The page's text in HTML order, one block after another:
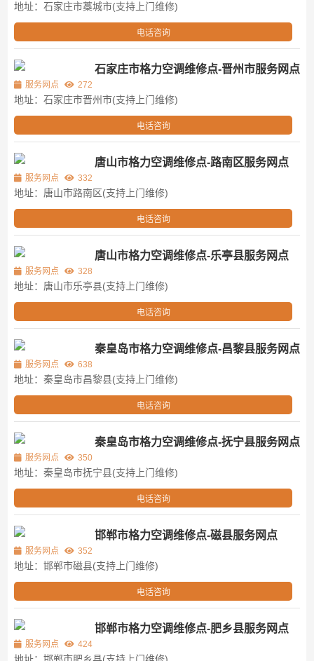
地址：石家庄市藁城市(支持上门维修)
电话咨询
石家庄市格力空调维修点-晋州市服务网点
服务网点 272
地址：石家庄市晋州市(支持上门维修)
电话咨询
唐山市格力空调维修点-路南区服务网点
服务网点 332
地址：唐山市路南区(支持上门维修)
电话咨询
唐山市格力空调维修点-乐亭县服务网点
服务网点 328
地址：唐山市乐亭县(支持上门维修)
电话咨询
秦皇岛市格力空调维修点-昌黎县服务网点
服务网点 638
地址：秦皇岛市昌黎县(支持上门维修)
电话咨询
秦皇岛市格力空调维修点-抚宁县服务网点
服务网点 350
地址：秦皇岛市抚宁县(支持上门维修)
电话咨询
邯郸市格力空调维修点-磁县服务网点
服务网点 352
地址：邯郸市磁县(支持上门维修)
电话咨询
邯郸市格力空调维修点-肥乡县服务网点
服务网点 424